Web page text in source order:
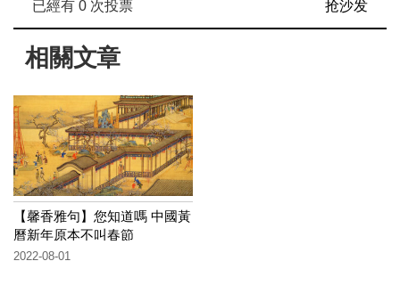
已經有 0次投票 抢沙发
相關文章
【馨香雅句】您知道嗎 中國黃
曆新年原本不叫春節
2022-08-01